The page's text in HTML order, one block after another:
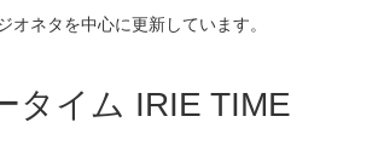
オネタを中心に更新しています。
タイム IRIE TIME